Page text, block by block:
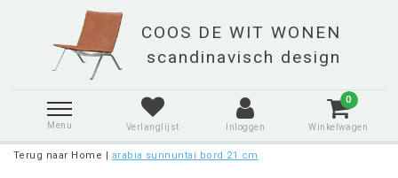
Menu Verlanglijst Inloggen
0
Winkelwagen
Terug naar Home | arabia sunnuntai bord 21 cm